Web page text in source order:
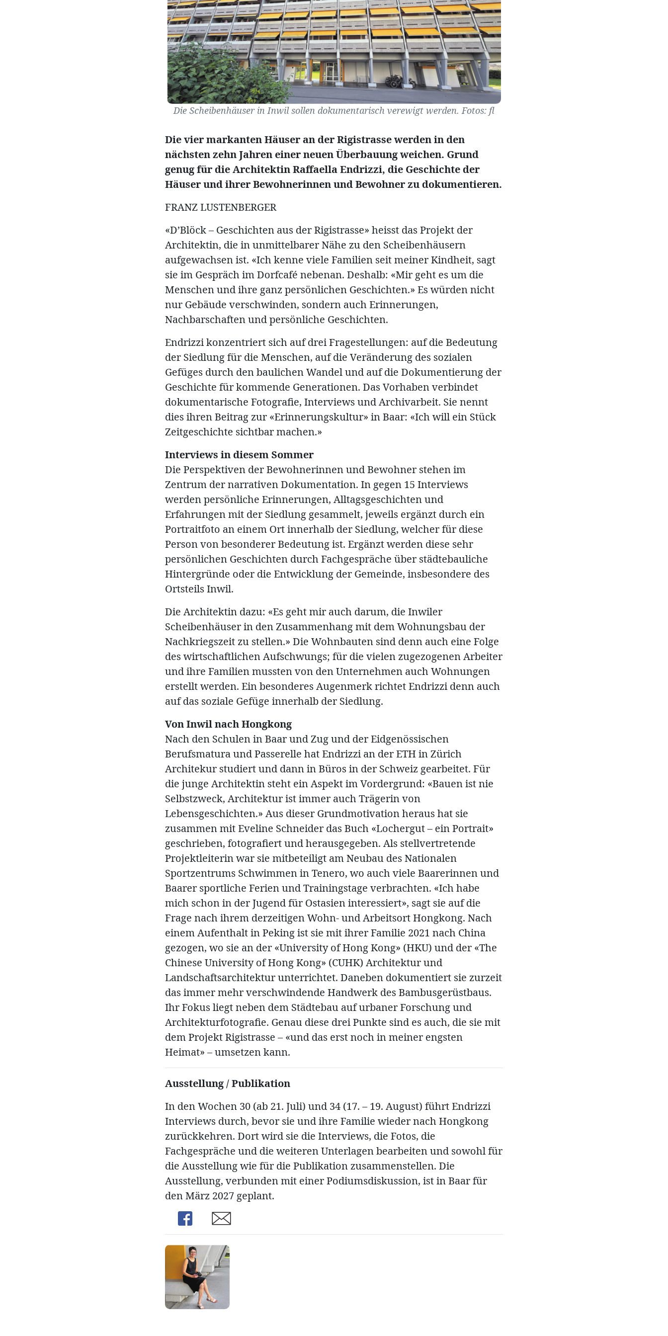
Die Scheibenhäuser in Inwil sollen dokumentarisch verewigt werden. Fotos: fl
Die vier markanten Häuser an der Rigistrasse werden in den
nächsten zehn Jahren einer neuen Überbauung weichen. Grund
genug für die Architektin Raffaella Endrizzi, die Geschichte der
Häuser und ihrer Bewohnerinnen und Bewohner zu dokumentieren.
FRANZ LUSTENBERGER
«D’Blöck – Geschichten aus der Rigistrasse» heisst das Projekt der
Architektin, die in unmittelbarer Nähe zu den Scheibenhäusern
aufgewachsen ist. «Ich kenne viele Familien seit meiner Kindheit, sagt
sie im Gespräch im Dorfcafé nebenan. Deshalb: «Mir geht es um die
Menschen und ihre ganz persönlichen Geschichten.» Es würden nicht
nur Gebäude verschwinden, sondern auch Erinnerungen,
Nachbarschaften und persönliche Geschichten.
Endrizzi konzentriert sich auf drei Fragestellungen: auf die Bedeutung
der Siedlung für die Menschen, auf die Veränderung des sozialen
Gefüges durch den baulichen Wandel und auf die Dokumentierung der
Geschichte für kommende Generationen. Das Vorhaben verbindet
dokumentarische Fotografie, Interviews und Archivarbeit. Sie nennt
dies ihren Beitrag zur «Erinnerungskultur» in Baar: «Ich will ein Stück
Zeitgeschichte sichtbar machen.»
Interviews in diesem Sommer
Die Perspektiven der Bewohnerinnen und Bewohner stehen im
Zentrum der narrativen Dokumentation. In gegen 15 Interviews
werden persönliche Erinnerungen, Alltagsgeschichten und
Erfahrungen mit der Siedlung gesammelt, jeweils ergänzt durch ein
Portraitfoto an einem Ort innerhalb der Siedlung, welcher für diese
Person von besonderer Bedeutung ist. Ergänzt werden diese sehr
persönlichen Geschichten durch Fachgespräche über städtebauliche
Hintergründe oder die Entwicklung der Gemeinde, insbesondere des
Ortsteils Inwil.
Die Architektin dazu: «Es geht mir auch darum, die Inwiler
Scheibenhäuser in den Zusammenhang mit dem Wohnungsbau der
Nachkriegszeit zu stellen.» Die Wohnbauten sind denn auch eine Folge
des wirtschaftlichen Aufschwungs; für die vielen zugezogenen Arbeiter
und ihre Familien mussten von den Unternehmen auch Wohnungen
erstellt werden. Ein besonderes Augenmerk richtet Endrizzi denn auch
auf das soziale Gefüge innerhalb der Siedlung.
Von Inwil nach Hongkong
Nach den Schulen in Baar und Zug und der Eidgenössischen
Berufsmatura und Passerelle hat Endrizzi an der ETH in Zürich
Architekur studiert und dann in Büros in der Schweiz gearbeitet. Für
die junge Architektin steht ein Aspekt im Vordergrund: «Bauen ist nie
Selbstzweck, Architektur ist immer auch Trägerin von
Lebensgeschichten.» Aus dieser Grundmotivation heraus hat sie
zusammen mit Eveline Schneider das Buch «Lochergut – ein Portrait»
geschrieben, fotografiert und herausgegeben. Als stellvertretende
Projektleiterin war sie mitbeteiligt am Neubau des Nationalen
Sportzentrums Schwimmen in Tenero, wo auch viele Baarerinnen und
Baarer sportliche Ferien und Trainingstage verbrachten. «Ich habe
mich schon in der Jugend für Ostasien interessiert», sagt sie auf die
Frage nach ihrem derzeitigen Wohn- und Arbeitsort Hongkong. Nach
einem Aufenthalt in Peking ist sie mit ihrer Familie 2021 nach China
gezogen, wo sie an der «University of Hong Kong» (HKU) und der «The
Chinese University of Hong Kong» (CUHK) Architektur und
Landschaftsarchitektur unterrichtet. Daneben dokumentiert sie zurzeit
das immer mehr verschwindende Handwerk des Bambusgerüstbaus.
Ihr Fokus liegt neben dem Städtebau auf urbaner Forschung und
Architekturfotografie. Genau diese drei Punkte sind es auch, die sie mit
dem Projekt Rigistrasse – «und das erst noch in meiner engsten
Heimat» – umsetzen kann.
Ausstellung / Publikation
In den Wochen 30 (ab 21. Juli) und 34 (17. – 19. August) führt Endrizzi
Interviews durch, bevor sie und ihre Familie wieder nach Hongkong
zurückkehren. Dort wird sie die Interviews, die Fotos, die
Fachgespräche und die weiteren Unterlagen bearbeiten und sowohl für
die Ausstellung wie für die Publikation zusammenstellen. Die
Ausstellung, verbunden mit einer Podiumsdiskussion, ist in Baar für
den März 2027 geplant.
Share
Share